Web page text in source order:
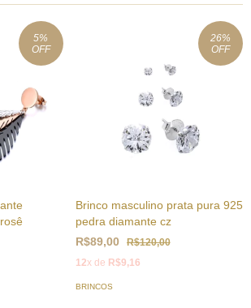
5%
OFF
26%
OFF
Brinco masculino prata pura 925
pedra diamante cz
R$89,00
R$120,00
12x de R$9,16
BRINCOS